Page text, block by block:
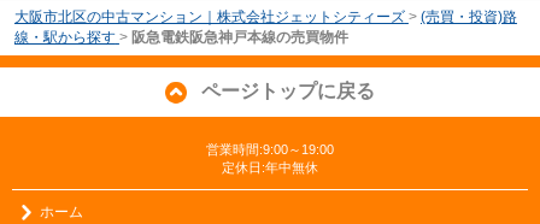
大阪市北区の中古マンション｜株式会社ジェットシティーズ > (売買・投資)路
線・駅から探す > 阪急電鉄阪急神戸本線の売買物件
ページトップに戻る
営業時間:9:00～19:00
定休日:年中無休
ホーム